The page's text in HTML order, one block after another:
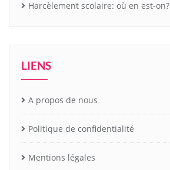
Harcèlement scolaire: où en est-on?
LIENS
A propos de nous
Politique de confidentialité
Mentions légales